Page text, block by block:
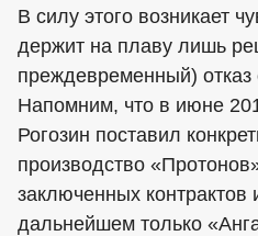
В силу этого возникает
держит на плаву лишь
преждевременный)
Напомним, что в июне
Рогозин поставил
производство
заключенных контрактов
дальнейшем только